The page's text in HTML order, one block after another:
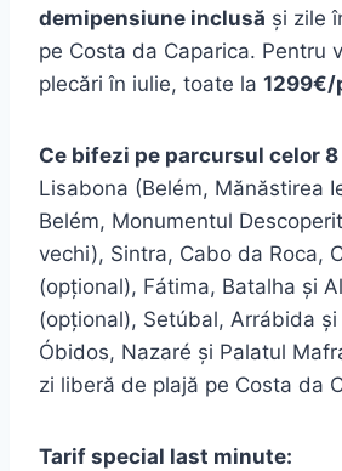
demipensiune inclusă și zile
pe Costa da Caparica. Pentru
plecări în iulie, toate la 1299€/
Ce bifezi pe parcursul celor
Lisabona (Belém, Mănăstirea
Belém, Monumentul
vechi), Sintra, Cabo da Roca,
(opțional), Fátima, Batalha și
(opțional), Setúbal, Arrábida și
Óbidos, Nazaré și Palatul
zi liberă de plajă pe Costa da
Tarif special last minute: